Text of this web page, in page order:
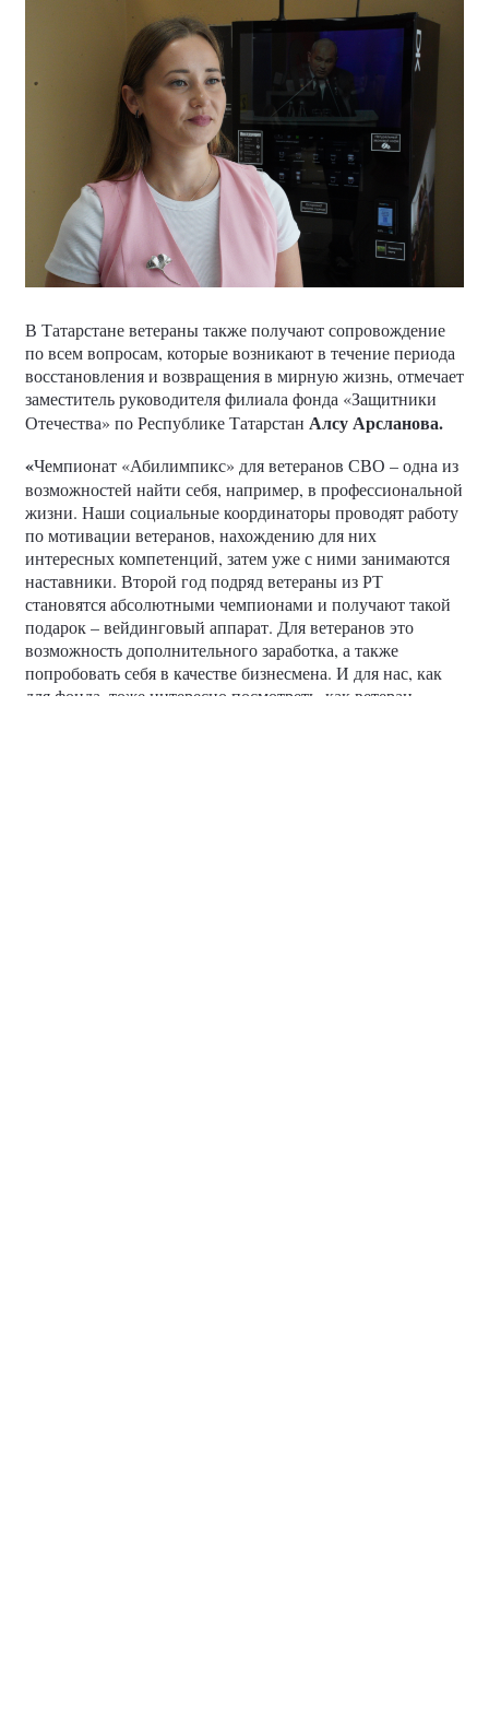
В Татарстане ветераны также получают сопровождение
по всем вопросам, которые возникают в течение периода
восстановления и возвращения в мирную жизнь, отмечает
заместитель руководителя филиала фонда «Защитники
Отечества» по Республике Татарстан Алсу Арсланова.
«Чемпионат «Абилимпикс» для ветеранов СВО – одна из
возможностей найти себя, например, в профессиональной
жизни. Наши социальные координаторы проводят работу
по мотивации ветеранов, нахождению для них
интересных компетенций, затем уже с ними занимаются
наставники. Второй год подряд ветераны из РТ
становятся абсолютными чемпионами и получают такой
подарок – вейдинговый аппарат. Для ветеранов это
возможность дополнительного заработка, а также
попробовать себя в качестве бизнесмена. И для нас, как
для фонда, тоже интересно посмотреть, как ветеран